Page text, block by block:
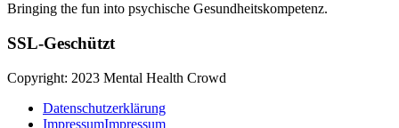
Bringing the fun into psychische Gesundheitskompetenz.
SSL-Geschützt
Copyright: 2023 Mental Health Crowd
Datenschutzerklärung
ImpressumImpressum